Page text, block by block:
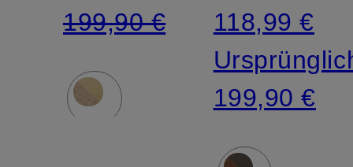
199,90 €
118,99 €
199,90 €